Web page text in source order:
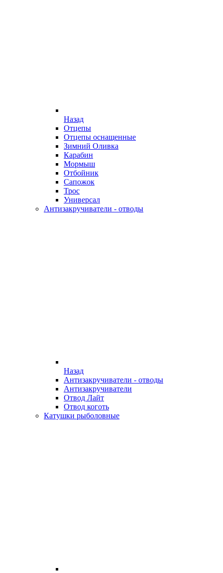
Назад
Отцепы
Отцепы оснащенные
Зимний Оливка
Карабин
Мормыш
Отбойник
Сапожок
Трос
Универсал
Антизакручиватели - отводы
Назад
Антизакручиватели - отводы
Антизакручиватели
Отвод Лайт
Отвод коготь
Катушки рыболовные